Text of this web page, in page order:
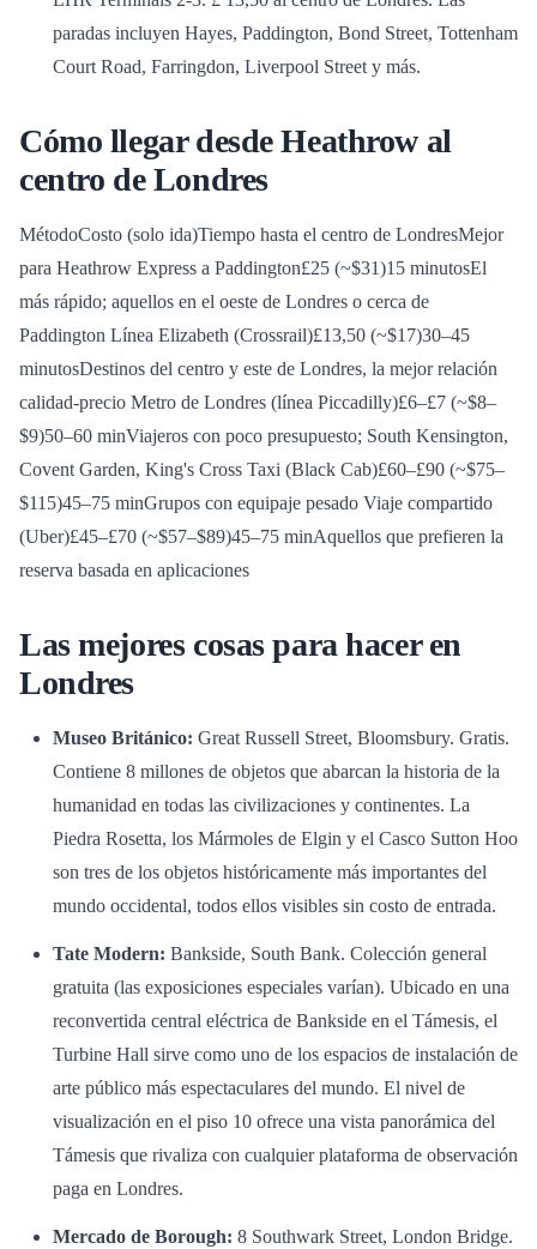
paradas incluyen Hayes, Paddington, Bond Street, Tottenham
Court Road, Farringdon, Liverpool Street y más.
Cómo llegar desde Heathrow al
centro de Londres
MétodoCosto (solo ida)Tiempo hasta el centro de LondresMejor
para Heathrow Express a Paddington£25 (~$31)15 minutosEl
más rápido; aquellos en el oeste de Londres o cerca de
Paddington Línea Elizabeth (Crossrail)£13,50 (~$17)30–45
minutosDestinos del centro y este de Londres, la mejor relación
calidad-precio Metro de Londres (línea Piccadilly)£6–£7 (~$8–
$9)50–60 minViajeros con poco presupuesto; South Kensington,
Covent Garden, King's Cross Taxi (Black Cab)£60–£90 (~$75–
$115)45–75 minGrupos con equipaje pesado Viaje compartido
(Uber)£45–£70 (~$57–$89)45–75 minAquellos que prefieren la
reserva basada en aplicaciones
Las mejores cosas para hacer en
Londres
Museo Británico: Great Russell Street, Bloomsbury. Gratis.
Contiene 8 millones de objetos que abarcan la historia de la
humanidad en todas las civilizaciones y continentes. La
Piedra Rosetta, los Mármoles de Elgin y el Casco Sutton Hoo
son tres de los objetos históricamente más importantes del
mundo occidental, todos ellos visibles sin costo de entrada.
Tate Modern: Bankside, South Bank. Colección general
gratuita (las exposiciones especiales varían). Ubicado en una
reconvertida central eléctrica de Bankside en el Támesis, el
Turbine Hall sirve como uno de los espacios de instalación de
arte público más espectaculares del mundo. El nivel de
visualización en el piso 10 ofrece una vista panorámica del
Támesis que rivaliza con cualquier plataforma de observación
paga en Londres.
Mercado de Borough: 8 Southwark Street, London Bridge.